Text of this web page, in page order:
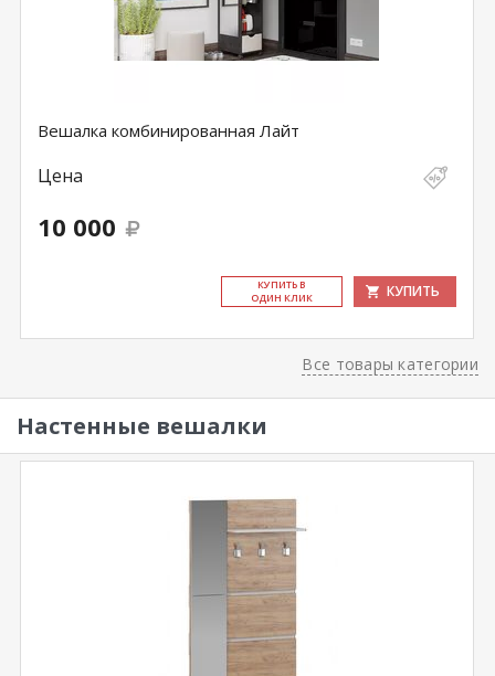
Вешалка комбинированная Лайт
Цена
10 000
КУ­ПИТЬ В
ОДИН КЛИК
КУПИТЬ
Все товары категории
Настенные вешалки